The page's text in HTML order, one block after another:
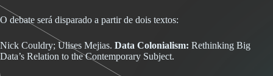
O debate será disparado a partir de dois textos:
Nick Couldry; Ulises Mejias. Data Colonialism: Rethinking Big
Data’s Relation to the Contemporary Subject.